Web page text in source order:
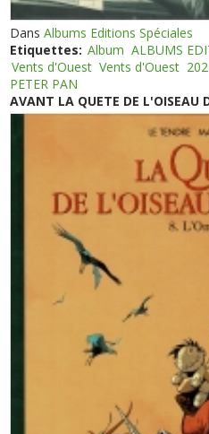
DansAlbums Editions Spéciales
Etiquettes: Album ALBUMS
Vents d'Ouest Vents d'Ouest
PETER PAN
AVANT LA QUETE DE L'OISEAU